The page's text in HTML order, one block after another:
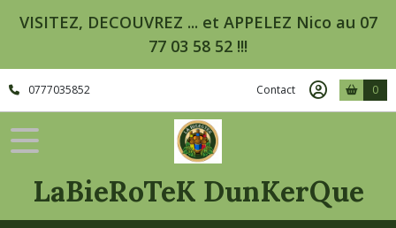
VISITEZ, DECOUVREZ ... et APPELEZ Nico au 07
77 03 58 52 !!!
0777035852 Contact 0
LaBieRoTeK DunKerQue